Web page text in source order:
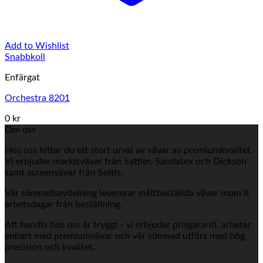
Add to Wishlist
Snabbkoll
Enfärgat
Orchestra 8201
0 kr
Om oss
Hos oss hittar du ett stort urval av vävar av premiumkvalitet.
Vi erbjuder markisvävar från Sattler, Sandatex och Dickson
samt screenvävar från Soltis.
Vår sömnadsavdelning levererar måttbeställda vävar inom 8
arbetsdagar från beställning.
Att handla hos oss är tryggt - vi erbjuder prisgaranti, arbetar
enbart med premiumvävar och vår sömnad utförs med hög
precision och kvalitet.